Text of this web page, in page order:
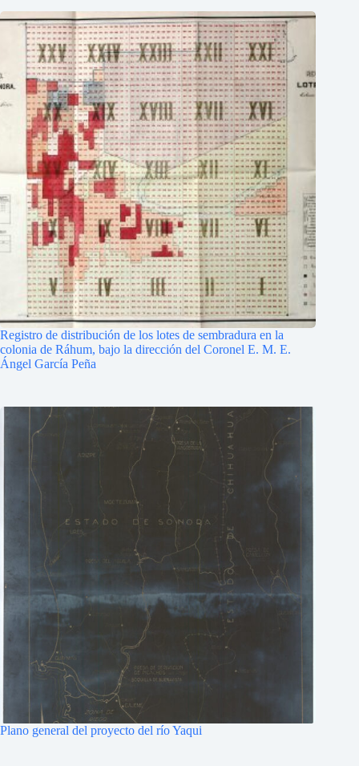
Registro de distribución de los lotes de sembradura en la
colonia de Ráhum, bajo la dirección del Coronel E. M. E.
Ángel García Peña
Plano general del proyecto del río Yaqui